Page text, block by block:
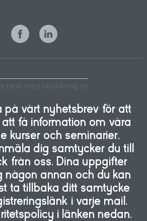
med utbildning.se
på vårt nyhetsbrev för att
få information om våra
kurser och seminarier.
dig samtycker du till
från oss. Dina uppgifter
någon annan och du kan
ta tillbaka ditt samtycke
i varje mail.
i länken nedan.